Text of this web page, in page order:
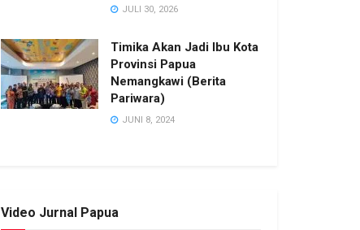
JULI 30, 2026
Timika Akan Jadi Ibu Kota
Provinsi Papua
Nemangkawi (Berita
Pariwara)
JUNI 8, 2024
Video Jurnal Papua